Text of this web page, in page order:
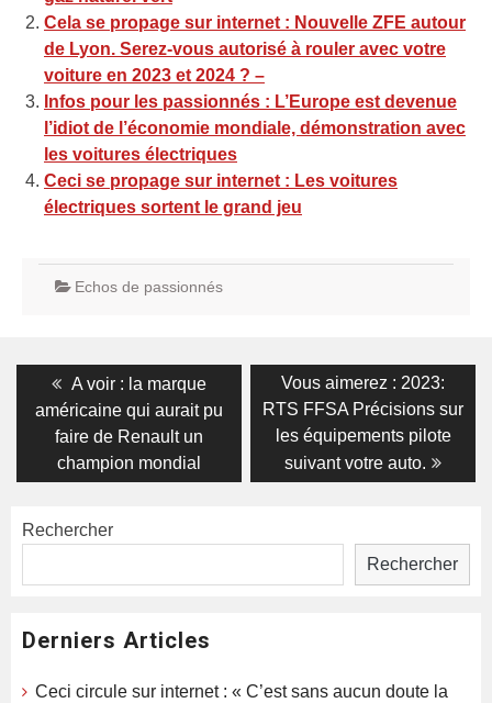
Cela se propage sur internet : Nouvelle ZFE autour
de Lyon. Serez-vous autorisé à rouler avec votre
voiture en 2023 et 2024 ? –
Infos pour les passionnés : L’Europe est devenue
l’idiot de l’économie mondiale, démonstration avec
les voitures électriques
Ceci se propage sur internet : Les voitures
électriques sortent le grand jeu
Echos de passionnés
Navigation
de
l’article
Previous
post:
A voir : la marque
américaine qui aurait pu
faire de Renault un
champion mondial
Next
post:
Vous aimerez : 2023:
RTS FFSA Précisions sur
les équipements pilote
suivant votre auto.
Rechercher
Rechercher
Derniers Articles
Ceci circule sur internet : « C’est sans aucun doute la